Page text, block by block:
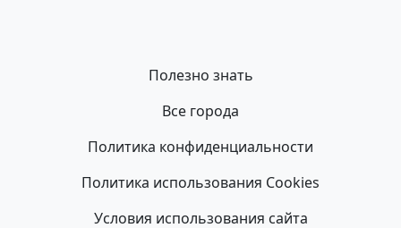
Полезно знать
Все города
Политика конфиденциальности
Политика использования Cookies
Условия использования сайта